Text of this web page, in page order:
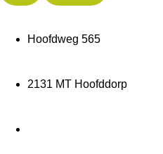
Hoofdweg 565
2131 MT Hoofddorp